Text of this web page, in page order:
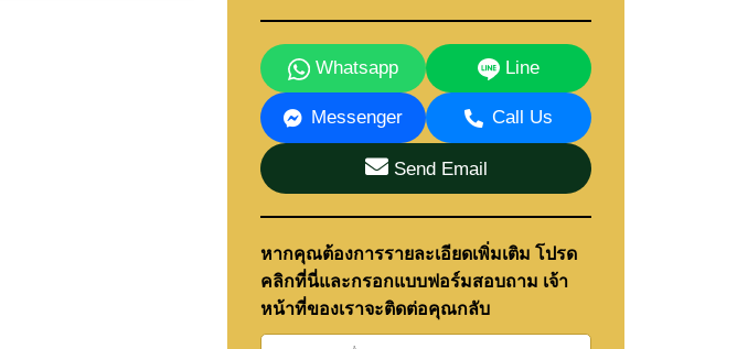
Whatsapp Line
Messenger Call Us
Send Email
หากคุณต้องการรายละเอียดเพิ่มเติม โปรด
คลิกที่นี่และกรอกแบบฟอร์มสอบถาม เจ้า
หน้าที่ของเราจะติดต่อคุณกลับ